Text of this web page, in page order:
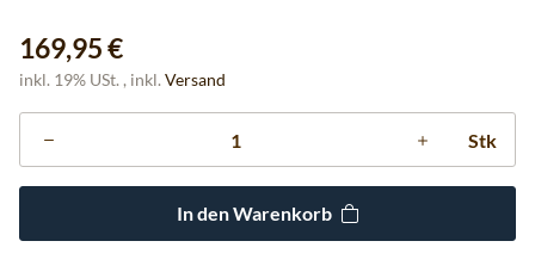
169,95 €
inkl. 19% USt. , inkl. Versand
Stk
In den Warenkorb